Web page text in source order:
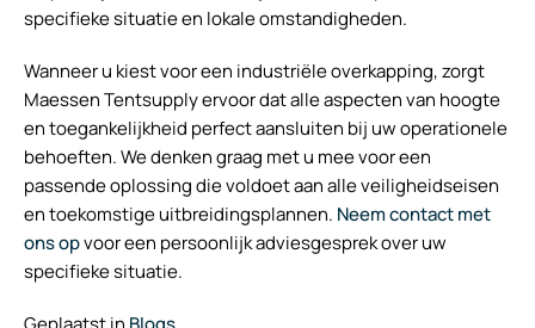
specifieke situatie en lokale omstandigheden.
Wanneer u kiest voor een industriële overkapping, zorgt
Maessen Tentsupply ervoor dat alle aspecten van hoogte
en toegankelijkheid perfect aansluiten bij uw operationele
behoeften. We denken graag met u mee voor een
passende oplossing die voldoet aan alle veiligheidseisen
en toekomstige uitbreidingsplannen. Neem contact met
ons opvoor een persoonlijk adviesgesprek over uw
specifieke situatie.